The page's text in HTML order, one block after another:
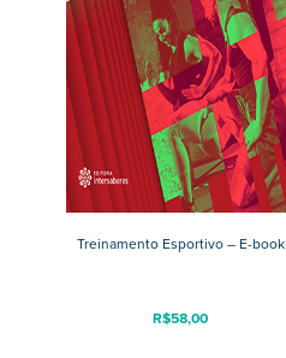
Treinamento Esportivo – E-book
R$58,00